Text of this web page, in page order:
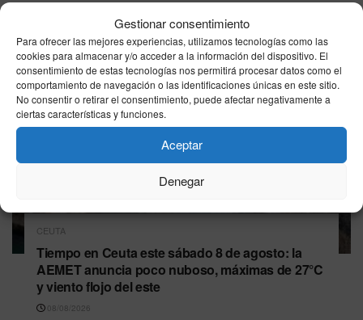
Gestionar consentimiento
Para ofrecer las mejores experiencias, utilizamos tecnologías como las
cookies para almacenar y/o acceder a la información del dispositivo. El
consentimiento de estas tecnologías nos permitirá procesar datos como el
comportamiento de navegación o las identificaciones únicas en este sitio.
No consentir o retirar el consentimiento, puede afectar negativamente a
ciertas características y funciones.
Aceptar
Denegar
CEUTA
Tiempo en Ceuta este sábado 8 de agosto: la
AEMET anuncia poco nuboso, máximas de 27°C
y viento flojo del este
08/08/2026